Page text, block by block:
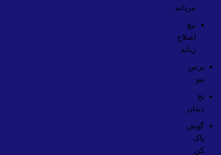
مردانه
تیغ
اصلاح
زنانه
برس
مو
نخ
دندان
گوش
پاک
کن